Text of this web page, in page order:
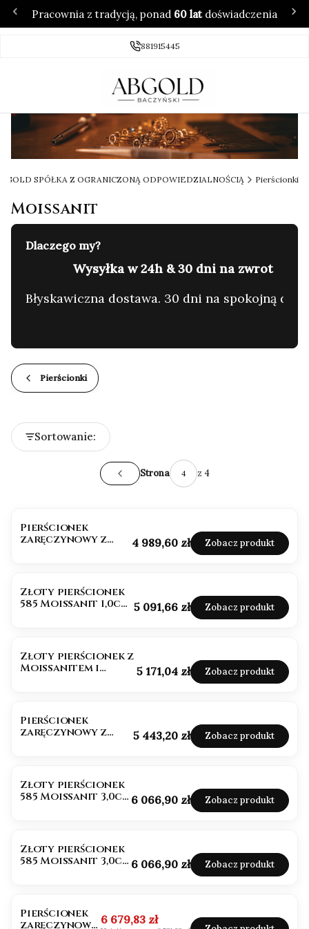
Pracownia z tradycją, ponad 60 latdoświadczenia
881915445
SPÓŁKA Z OGRANICZONĄ ODPOWIEDZIALNOŚCIĄ Pierścionki
Moissanit
Dlaczego my?
60 lat tradycji & 4.7/5 ⭐ w Google
Rodzinna pracownia. Zaufanie setek klientów.
Pierścionki
Lista produktów
Sortowanie:
Cena: od najniższej
Poprzednie produkty
Strona z 4
Pierścionek
zaręczynowy z
Cena
4 989,60 zł Zobacz produkt
Złoty pierścionek
585 Moissanit 1,0ct Cena
5 091,66 zł Zobacz produkt
Złoty pierścionek z
Moissanitem i
Cena
5 171,04 zł Zobacz produkt
Pierścionek
zaręczynowy z
Cena
5 443,20 zł Zobacz produkt
Złoty pierścionek
585 Moissanit 3,0ct Cena
6 066,90 zł Zobacz produkt
Złoty pierścionek
585 Moissanit 3,0ct Cena
6 066,90 zł Zobacz produkt
Pierścionek
zaręczynowy Cena promocyjna
6 679,83 zł